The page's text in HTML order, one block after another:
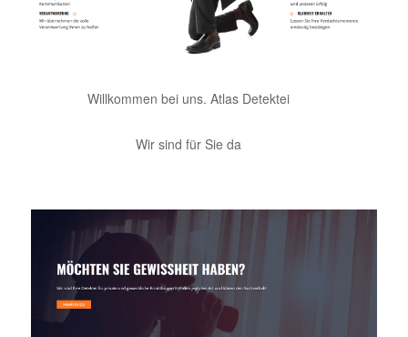
Willkommen bei uns. Atlas Detektei
Wir sind für Sie da